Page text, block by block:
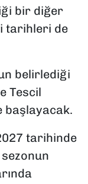
bir diğer
tarihleri de
belirlediği
Tescil
başlayacak.
tarihinde